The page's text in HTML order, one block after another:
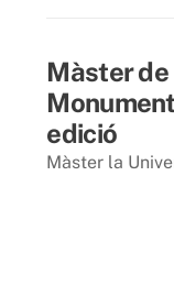
Màster
edició
Màster la